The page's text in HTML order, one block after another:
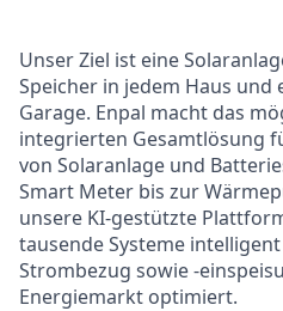
Unser Ziel ist eine
Speicher in jedem Haus und
Garage. Enpal macht das
integrierten Gesamtlösung
von Solaranlage und
Smart Meter bis zur
unsere KI-gestützte
tausende Systeme
Strombezug sowie -
Energiemarkt optimiert.